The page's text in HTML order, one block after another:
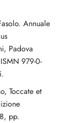
Annuale
Padova
979-0-
Toccate et
pp.